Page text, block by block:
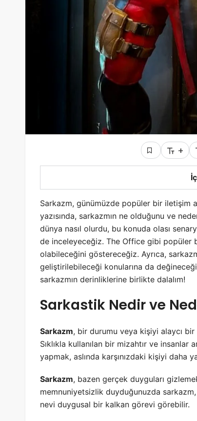
+
Sarkazm, günümüzde popüler bir iletişim
yazısında, sarkazmın ne olduğunu ve
dünya nasıl olurdu, bu konuda olası
de inceleyeceğiz. The Office gibi popüler
olabileceğini göstereceğiz. Ayrıca,
geliştirilebileceği konularına da
sarkazmın derinliklerine birlikte dalalım!
Sarkastik Nedir ve
Sarkazm, bir durumu veya kişiyi alaycı
Sıklıkla kullanılan bir mizahtır ve
yapmak, aslında karşınızdaki kişiyi daha
Sarkazm, bazen gerçek duyguları
memnuniyetsizlik duyduğunuzda
nevi duygusal bir kalkan görevi görebilir.